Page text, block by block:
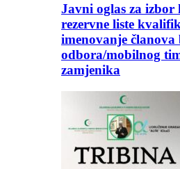
Javni oglas za
rezervne liste
imenovanje
odbora/mobilnog
zamjenika